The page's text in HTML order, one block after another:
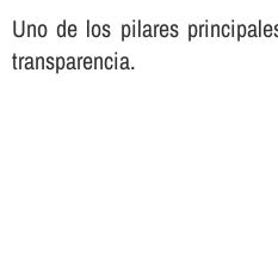
Uno de los pilares
transparencia.